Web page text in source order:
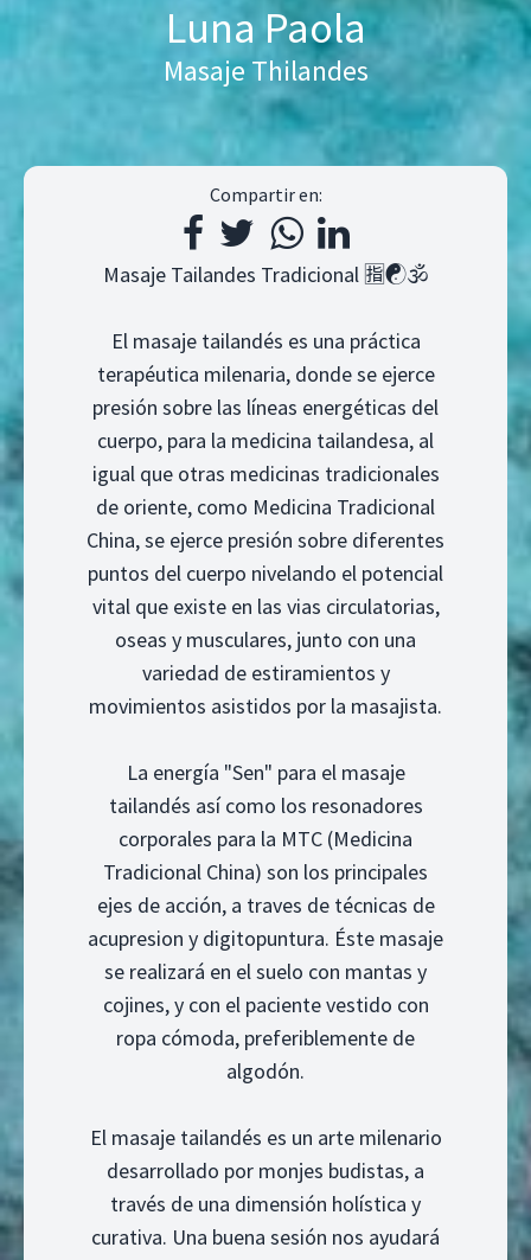
Luna Paola
Masaje Thilandes
Compartir en:
Masaje Tailandes Tradicional 🈯☯️🕉️
El masaje tailandés es una práctica
terapéutica milenaria, donde se ejerce
presión sobre las líneas energéticas del
cuerpo, para la medicina tailandesa, al
igual que otras medicinas tradicionales
de oriente, como Medicina Tradicional
China, se ejerce presión sobre diferentes
puntos del cuerpo nivelando el potencial
vital que existe en las vias circulatorias,
oseas y musculares, junto con una
variedad de estiramientos y
movimientos asistidos por la masajista.
La energía "Sen" para el masaje
tailandés así como los resonadores
corporales para la MTC (Medicina
Tradicional China) son los principales
ejes de acción, a traves de técnicas de
acupresion y digitopuntura. Éste masaje
se realizará en el suelo con mantas y
cojines, y con el paciente vestido con
ropa cómoda, preferiblemente de
algodón.
El masaje tailandés es un arte milenario
desarrollado por monjes budistas, a
través de una dimensión holística y
curativa. Una buena sesión nos ayudará